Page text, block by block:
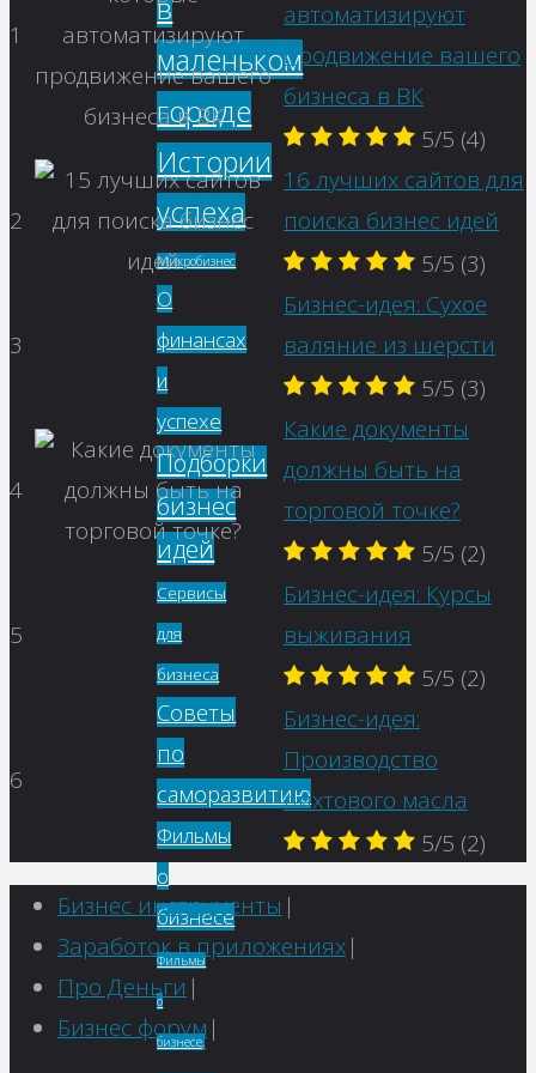
маленьком
городе
Истории
успеха
Микробизнес
О
финансах
и
успехе
Подборки
бизнес
идей
Сервисы
для
бизнеса
Советы
по
саморазвитию
Фильмы
о
бизнесе
Фильмы
о
бизнесе,
1
автоматизируют
продвижение вашего
бизнеса в ВК
5/5 (4)
2
16 лучших сайтов для
поиска бизнес идей
5/5 (3)
3
Бизнес-идея: Сухое
валяние из шерсти
5/5 (3)
4
Какие документы
должны быть на
торговой точке?
5/5 (2)
5
Бизнес-идея: Курсы
выживания
5/5 (2)
6
Бизнес-идея:
Производство
пихтового масла
5/5 (2)
Бизнес инструменты |
Заработок в приложениях|
Про Деньги |
Бизнес форум |